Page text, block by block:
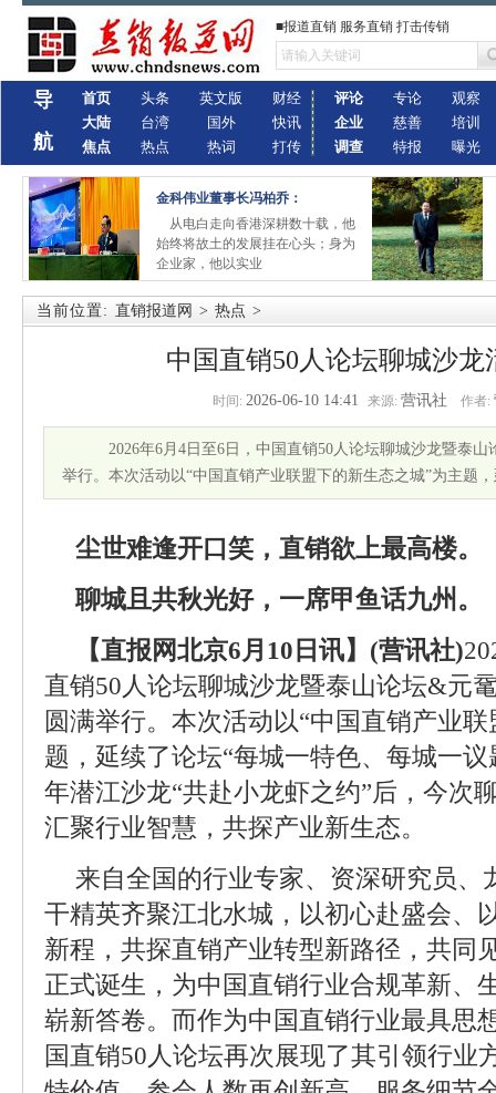
■报道直销 服务直销 打击传销
导
航
首页
大陆
焦点
头条
台湾
热点
英文版
国外
热词
财经
快讯
打传
评论
企业
调查
专论
慈善
特报
观察
培训
曝光
金科伟业董事长冯柏乔：
从电白走向香港深耕数十载，他
始终将故土的发展挂在心头；身为
企业家，他以实业
当前位置: 直销报道网 > 热点 >
中国直销50人论坛聊城沙龙
时间: 2026-06-10 14:41 来源: 营讯社 作者:
2026年6月4日至6日，中国直销50人论坛聊城沙龙暨泰
举行。本次活动以“中国直销产业联盟下的新生态之城”为主题
尘世难逢开口笑，直销欲上最高楼。
聊城且共秋光好，一席甲鱼话九州。
【直报网北京6月10日讯】(营讯社)
直销50人论坛聊城沙龙暨泰山论坛&元
圆满举行。本次活动以“中国直销产业
题，延续了论坛“每城一特色、每城一
年潜江沙龙“共赴小龙虾之约”后，今次
汇聚行业智慧，共探产业新生态。
来自全国的行业专家、资深研究员、
干精英齐聚江北水城，以初心赴盛会、
新程，共探直销产业转型新路径，共同
正式诞生，为中国直销行业合规革新、
崭新答卷。而作为中国直销行业最具思
国直销50人论坛再次展现了其引领行业